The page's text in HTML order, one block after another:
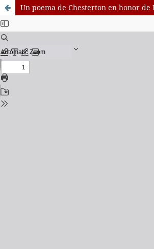
Un poema de Chesterton en honor de